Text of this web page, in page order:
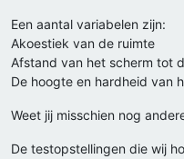
Een aantal variabelen zijn:
Akoestiek van de ruimte
Afstand van het scherm tot
De hoogte en hardheid van
Weet jij misschien nog
De testopstellingen die wij